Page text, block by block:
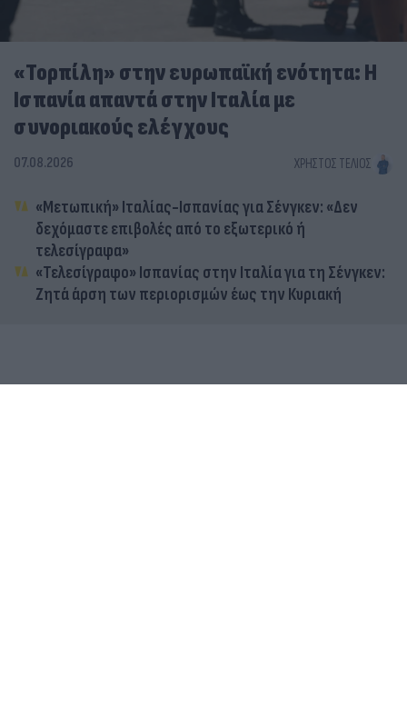
«Τορπίλη» στην ευρωπαϊκή ενότητα: Η
Ισπανία απαντά στην Ιταλία με
συνοριακούς ελέγχους
07.08.2026 ΧΡΉΣΤΟΣ ΤΈΛΙΟΣ
«Μετωπική» Ιταλίας-Ισπανίας για Σένγκεν: «Δεν
δεχόμαστε επιβολές από το εξωτερικό ή
τελεσίγραφα»
«Τελεσίγραφο» Ισπανίας στην Ιταλία για τη Σένγκεν:
Ζητά άρση των περιορισμών έως την Κυριακή